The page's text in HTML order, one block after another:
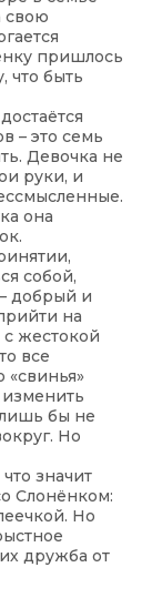
свою
пришлось
что быть
– это семь
Девочка не
руки, и
она
собой,
добрый и
на
жестокой
все
«свинья»
бы не
Но
значит
Слонёнком:
Но
дружба от